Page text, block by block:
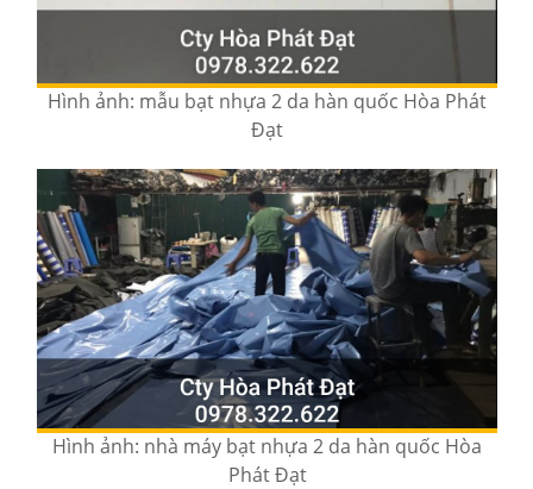
Hình ảnh: mẫu bạt nhựa 2 da hàn quốc Hòa Phát
Đạt
Hình ảnh: nhà máy bạt nhựa 2 da hàn quốc Hòa
Phát Đạt